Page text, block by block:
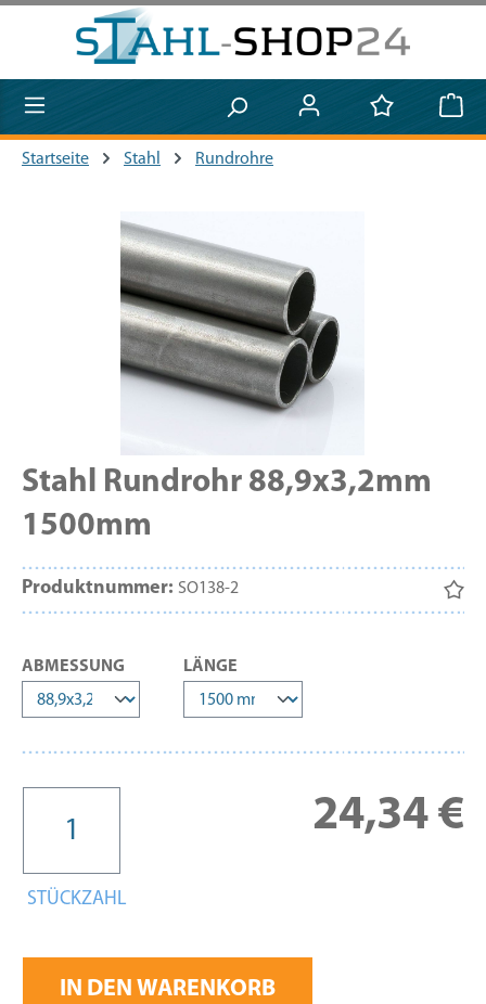
Zum Hauptinhalt springen
Startseite Stahl Rundrohre
Bildergalerie überspringen
Stahl Rundrohr 88,9x3,2mm
1500mm
Produktnummer: SO138-2
ABMESSUNG AUSWÄHLEN
LÄNGE
24,34 €
STÜCKZAHL
IN DEN WARENKORB